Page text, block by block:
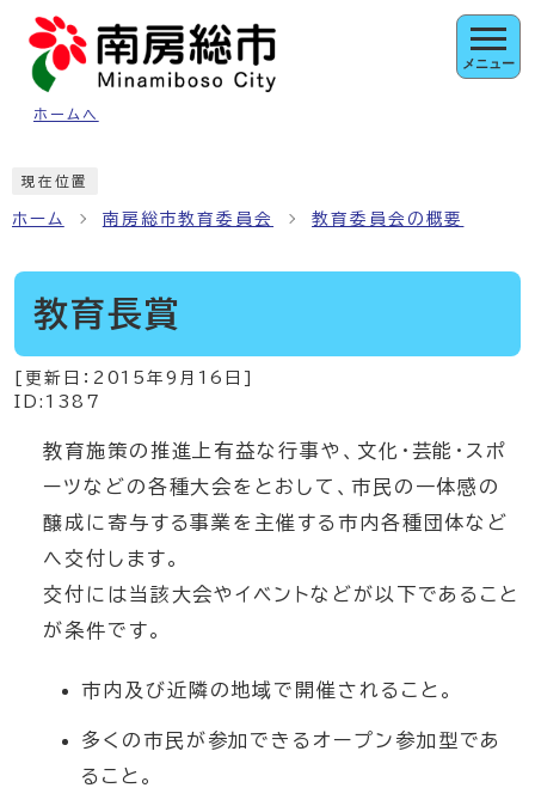
ページの先頭です
ホームへ
メニュー
現在位置
ホーム 南房総市教育委員会 教育委員会の概要
教育長賞
[更新日： 2015年9月16日
ID:1387
教育施策の推進上有益な行事や、文化・芸能・スポ
ーツなどの各種大会をとおして、市民の一体感の
醸成に寄与する事業を主催する市内各種団体など
へ交付します。
交付には当該大会やイベントなどが以下であること
が条件です。
市内及び近隣の地域で開催されること。
多くの市民が参加できるオープン参加型であ
ること。